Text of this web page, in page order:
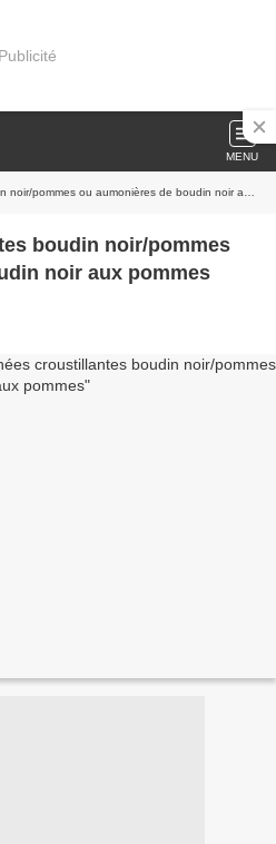
Publicité
MENU
pommes ou aumonières de boudin noir aux pommes
boudin noir/pommes
noir aux pommes